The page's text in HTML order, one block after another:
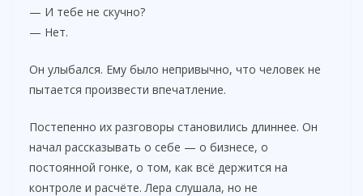
— И тебе не скучно?
— Нет.
Он улыбался. Ему было непривычно, что человек не
пытается произвести впечатление.
Постепенно их разговоры становились длиннее. Он
начал рассказывать о себе — о бизнесе, о
постоянной гонке, о том, как всё держится на
контроле и расчёте. Лера слушала, но не